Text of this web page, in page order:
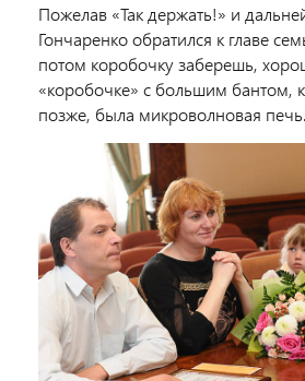
Пожелав «Так держать!» и
Гончаренко обратился к главе
потом коробочку заберешь,
«коробочке» с большим бантом,
позже, была микроволновая печь.